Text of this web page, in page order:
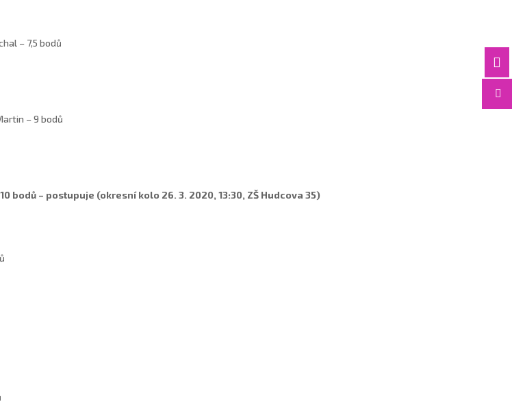


– 7,5 bodů
– 9 bodů
bodů – postupuje (okresní kolo 26. 3. 2020, 13:30, ZŠ Hudcova 35)